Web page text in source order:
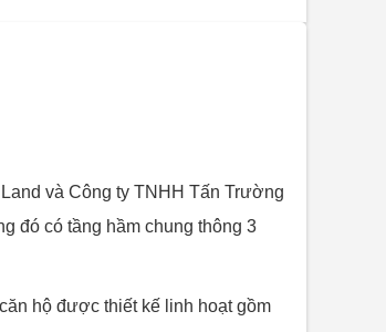
và Công ty TNHH Tấn Trường
đó có tầng hầm chung thông 3
hộ được thiết kế linh hoạt gồm